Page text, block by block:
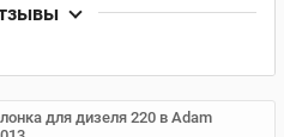
для дизеля 220 в Adam